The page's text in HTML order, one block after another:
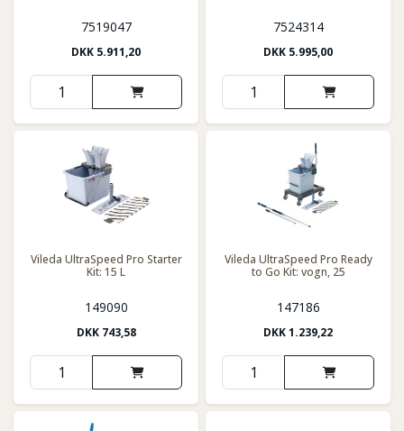
7519047
DKK 5.911,20
7524314
DKK 5.995,00
Vileda UltraSpeed Pro Starter
Kit: 15 L
149090
DKK 743,58
Vileda UltraSpeed Pro Ready
to Go Kit: vogn, 25
147186
DKK1.239,22